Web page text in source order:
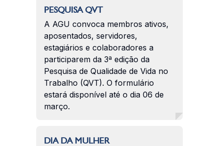
PESQUISA QVT
A AGU convoca membros ativos,
aposentados, servidores,
estagiários e colaboradores a
participarem da 3ª edição da
Pesquisa de Qualidade de Vida no
Trabalho (QVT). O formulário
estará disponível até o dia 06 de
março.
DIA DA MULHER